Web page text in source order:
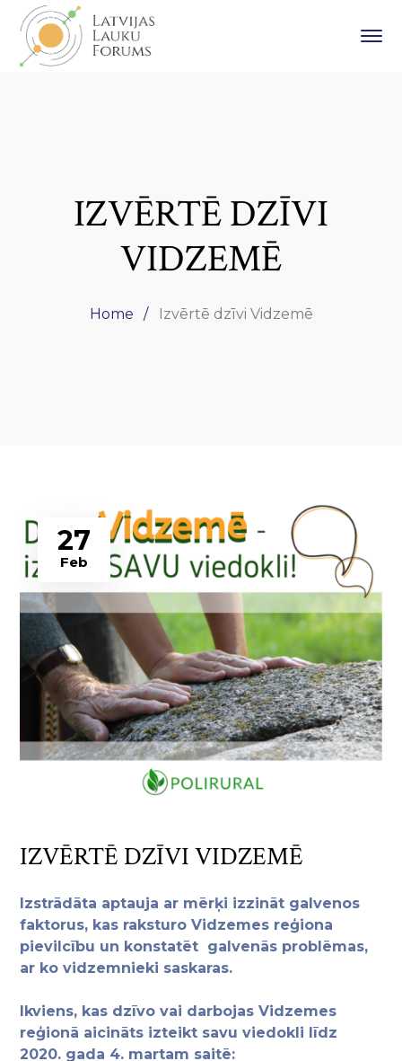
IZVĒRTĒ DZĪVI
VIDZEMĒ
Home Izvērtē dzīvi Vidzemē
27
Feb
IZVĒRTĒ DZĪVI VIDZEMĒ
Izstrādāta aptauja ar mērķi izzināt galvenos
faktorus, kas raksturo Vidzemes reģiona
pievilcību un konstatēt galvenās problēmas,
ar ko vidzemnieki saskaras.
Ikviens, kas dzīvo vai darbojas Vidzemes
reģionā aicināts izteikt savu viedokli līdz
2020. gada 4. martam saitē: